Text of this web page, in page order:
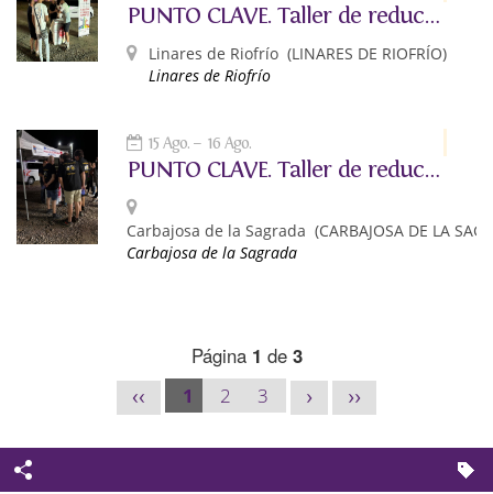
PUNTO CLAVE. Taller de reducción de riesgos asociados al consumo de alcohol y otras drogas.
Linares de Riofrío (LINARES DE RIOFRÍO)
Linares de Riofrío
15 Ago. 16 Ago.
PUNTO CLAVE. Taller de reducción de riesgos asociados al consumo de alcohol y otras drogas.
Carbajosa de la Sagrada (CARBAJOSA DE LA
Carbajosa de la Sagrada
Página 1 de 3
<< 1 2 3 > >>